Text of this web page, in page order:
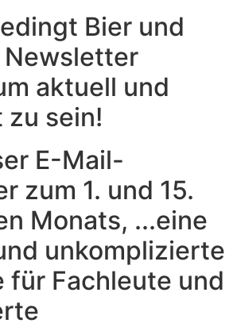
Bier und
Newsletter
aktuell und
sein!
E-Mail-
zum 1. und 15.
Monats, ...eine
unkomplizierte
für Fachleute und